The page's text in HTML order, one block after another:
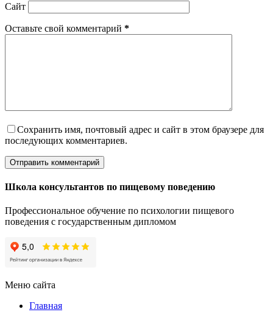
Сайт
Оставьте свой комментарий *
Сохранить имя, почтовый адрес и сайт в этом браузере для
последующих комментариев.
Отправить комментарий
Школа консультантов по пищевому поведению
Профессиональное обучение по психологии пищевого
поведения с государственным дипломом
Меню сайта
Главная